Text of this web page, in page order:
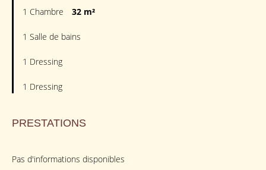
1 Chambre 32 m²
1 Salle de bains
1 Dressing
1 Dressing
PRESTATIONS
Pas d'informations disponibles